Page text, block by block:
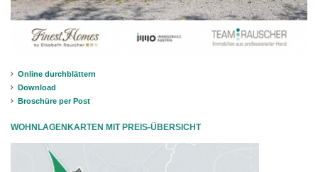
Online durchblättern
Download
Broschüre per Post
WOHNLAGENKARTEN MIT PREIS-ÜBERSICHT